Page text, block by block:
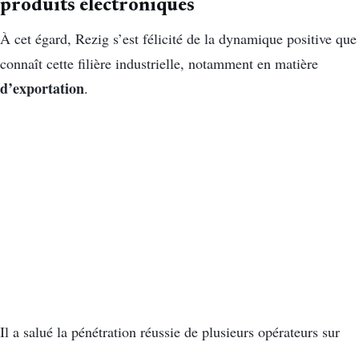
produits électroniques
À cet égard, Rezig s’est félicité de la dynamique positive que
connaît cette filière industrielle, notamment en matière
d’exportation.
Il a salué la pénétration réussie de plusieurs opérateurs sur